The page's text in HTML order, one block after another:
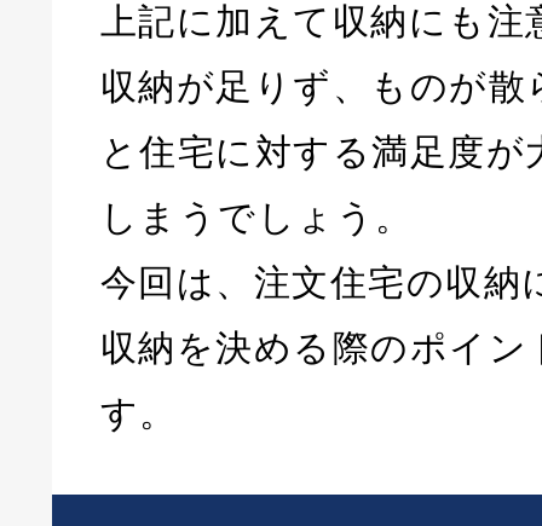
上記に加えて収納にも
収納が足りず、ものが
と住宅に対する満足度が
しまうでしょう。
今回は、注文住宅の収納
収納を決める際のポイン
す。